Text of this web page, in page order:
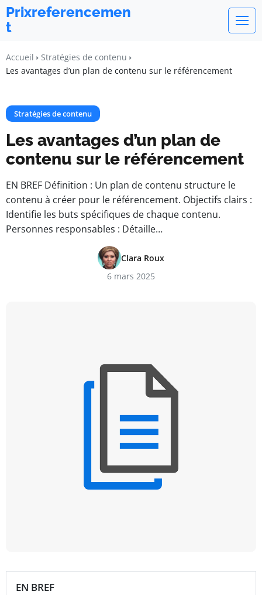
Prixreferencemen
t
Accueil
Stratégies de contenu
Les avantages d’un plan de contenu sur le référencement
Stratégies de contenu
Les avantages d’un plan de
contenu sur le référencement
EN BREF Définition : Un plan de contenu structure le
contenu à créer pour le référencement. Objectifs clairs :
Identifie les buts spécifiques de chaque contenu.
Personnes responsables : Détaille…
Clara Roux
6 mars 2025
EN BREF